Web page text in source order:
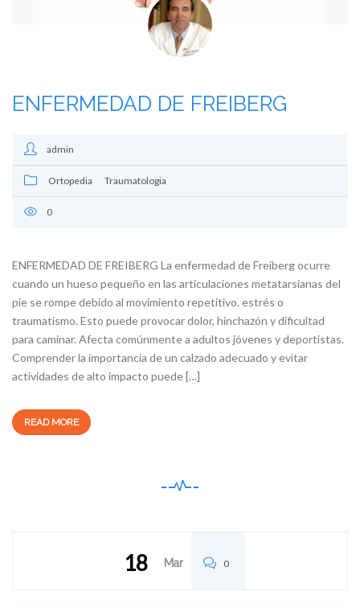
ENFERMEDAD DE FREIBERG
admin
Ortopedia Traumatologia
0
ENFERMEDAD DE FREIBERG La enfermedad de Freiberg ocurre
cuando un hueso pequeño en las articulaciones metatarsianas del
pie se rompe debido al movimiento repetitivo. estrés o
traumatismo. Esto puede provocar dolor, hinchazón y dificultad
para caminar. Afecta comúnmente a adultos jóvenes y deportistas.
Comprender la importancia de un calzado adecuado y evitar
actividades de alto impacto puede […]
READ MORE
18 Mar 0